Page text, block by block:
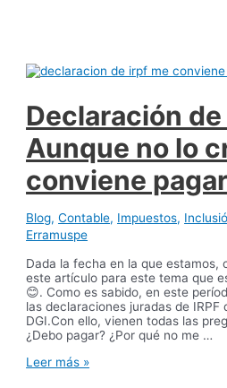
2020
–
22
Declaración de
Aunque no lo
conviene
Blog,Contable, Impuestos,
Erramuspe
Dada la fecha en la que estamos,
este artículo para este tema que
😊. Como es sabido, en este
las declaraciones juradas de
DGI.Con ello, vienen todas las
¿Debo pagar? ¿Por qué no me …
Declaración
Leer más »